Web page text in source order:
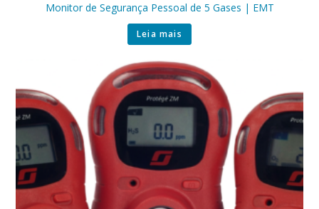
Monitor de Segurança Pessoal de 5 Gases | EMT
Leia mais